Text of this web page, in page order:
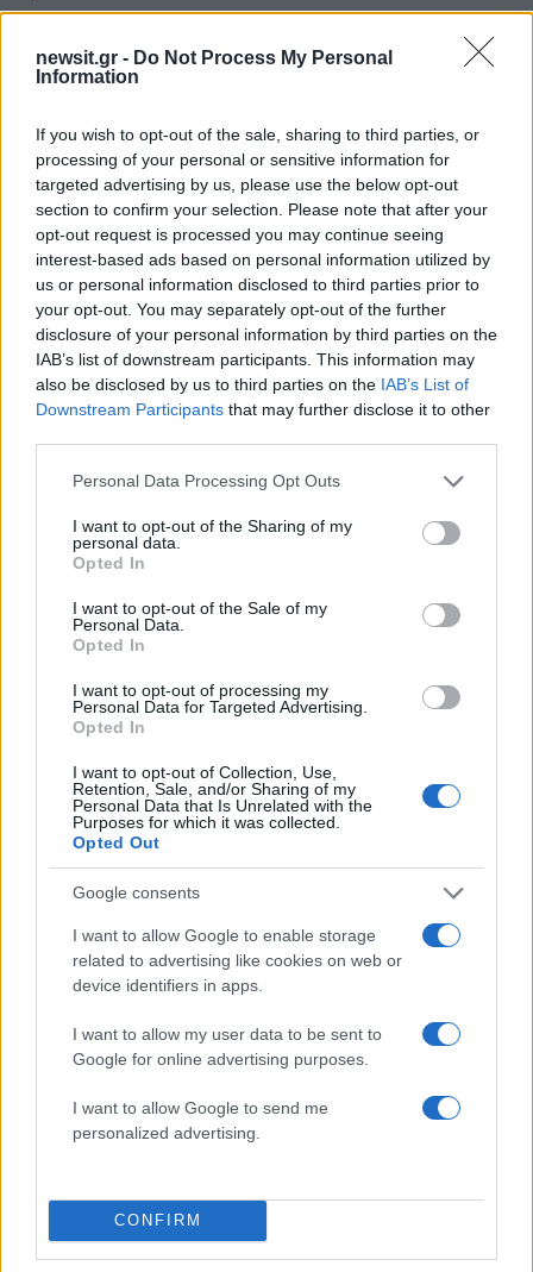
newsit.gr - Do Not Process My Personal
Information
If you wish to opt-out of the sale, sharing to third parties, or
processing of your personal or sensitive information for
targeted advertising by us, please use the below opt-out
section to confirm your selection. Please note that after your
opt-out request is processed you may continue seeing
interest-based ads based on personal information utilized by
us or personal information disclosed to third parties prior to
your opt-out. You may separately opt-out of the further
disclosure of your personal information by third parties on the
IAB’s list of downstream participants. This information may
also be disclosed by us to third parties on the IAB’s List of
Downstream Participants that may further disclose it to other
Please note that this website/app uses one or more Google
not limited to your visit or usage behaviour. You may click to
grant or deny consent to Google and its third-party tags to
use your data for below specified purposes in below Google
consent section.
Personal Data Processing Opt Outs
I want to opt-out of the Sharing of my
personal data.
Opted In
I want to opt-out of the Sale of my
Personal Data.
Opted In
I want to opt-out of processing my
Personal Data for Targeted Advertising.
Opted In
I want to opt-out of Collection, Use,
Retention, Sale, and/or Sharing of my
Personal Data that Is Unrelated with the
Purposes for which it was collected.
Opted Out
Google consents
I want to allow Google to enable storage
related to advertising like cookies on web or
device identifiers in apps.
I want to allow my user data to be sent to
Google for online advertising purposes.
I want to allow Google to send me
personalized advertising.
CONFIRM
2000 /2000
Υποβολή σχολίου
Όροι Χρήσης. Το site προστατεύεται από reCAPTCHA, ισχύουν
Χρηστικά
Share:
Ακολουθήστε το Νewsit.gr στο Google News
ενημερωθείτε πρώτοι για όλη την ειδησεογραφία και τα
τελευταία νέα
Πιο δημοφιλή
Ηφαίστειο Σαντορίνης: Ένας 15χρονος που
μπορεί να αλλάξει τη χρονολογία της
Παρκαδόρος στο Ελαφονήσι συνελήφθη
για έβδομη φορά - Τον «τσάκωσαν»
αστυνομικοί που προσποιήθηκαν τους
Στην Κρήτη ο Κυριάκος Μητσοτάκης,
Πού βρέθηκε το Σάββατο
«Φιάσκο» στη Μαδέιρα με το γάμο του
το γέλιο στον Πορτογάλο
Η Ιωάννα Τούνη στο νοσοκομείο με
τροφική δηλητηρίαση: «Σέρνομαι και